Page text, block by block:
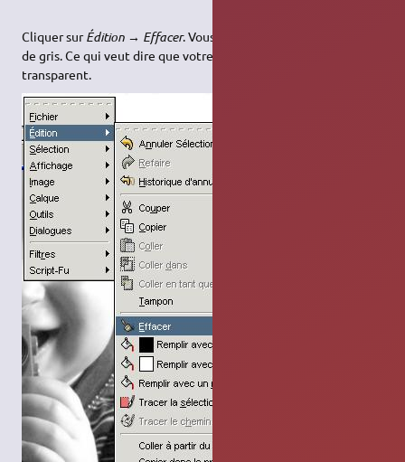
Cliquer surÉdition → Effacer. Vous devriez voir le fond en 2 tons
de gris. Ce qui veut dire que votre fond d'image est maintenant
transparent.